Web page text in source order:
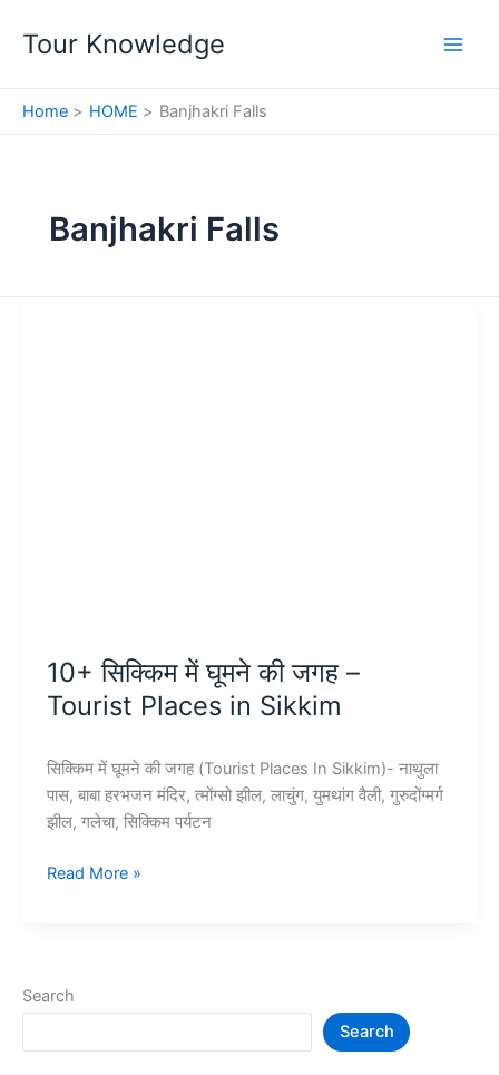
Tour Knowledge
Home HOME Banjhakri Falls
Banjhakri Falls
10+ सिक्किम में घूमने की जगह –
Tourist Places in Sikkim
सिक्किम में घूमने की जगह (Tourist Places In Sikkim)- नाथुला
पास, बाबा हरभजन मंदिर, त्मोंग्सो झील, लाचुंग, युमथांग वैली, गुरुदोंग्मर्ग
झील, गलेचा, सिक्किम पर्यटन
10+
जगह
Read More »
Search
Search